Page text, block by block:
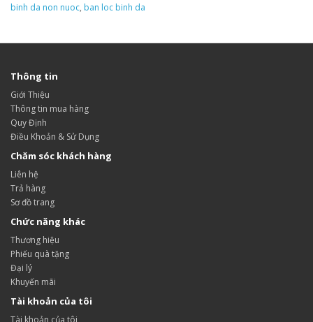
binh da non nuoc, ban loc binh da
Thông tin
Giới Thiệu
Thông tin mua hàng
Quy Định
Điều Khoản & Sử Dụng
Chăm sóc khách hàng
Liên hệ
Trả hàng
Sơ đồ trang
Chức năng khác
Thương hiệu
Phiếu quà tặng
Đại lý
Khuyến mãi
Tài khoản của tôi
Tài khoản của tôi